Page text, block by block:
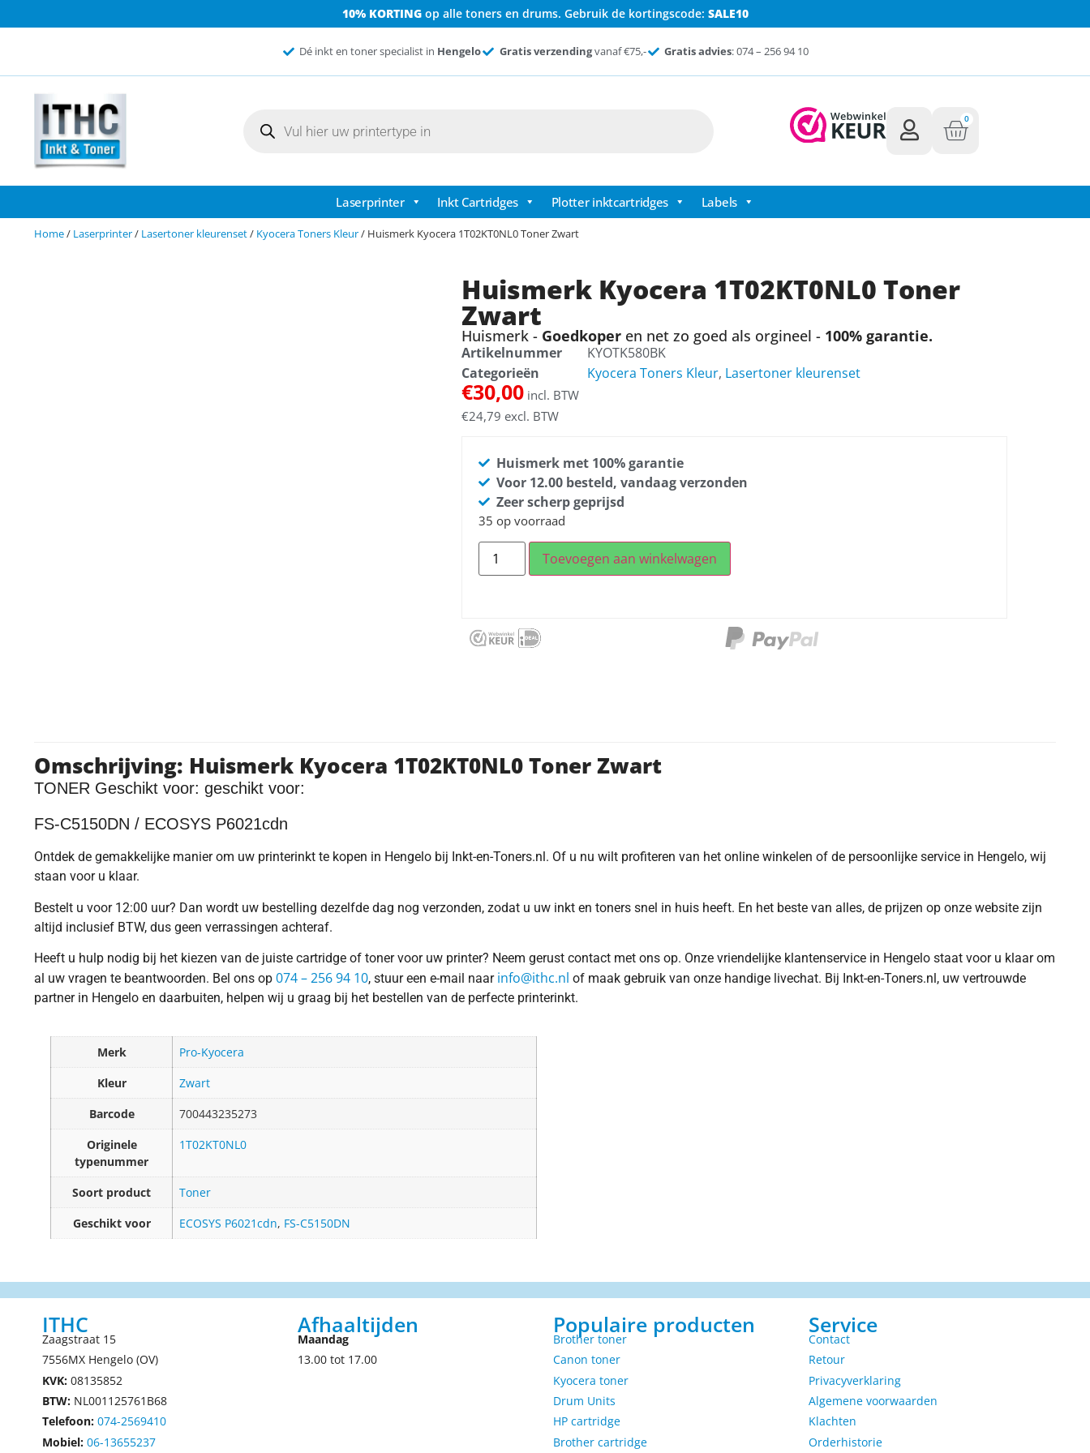
10% KORTINGop alle toners en drums. Gebruik de kortingscode: SALE10
Dé inkt en toner specialist in Hengelo Gratis verzendingvanaf €75,- Gratis advies: 074 – 256 94 10
0
Laserprinter Inkt Cartridges Plotter inktcartridges Labels
Home/ Laserprinter/ Lasertoner kleurenset/ Kyocera Toners Kleur/ Huismerk Kyocera 1T02KT0NL0 Toner Zwart
Huismerk Kyocera 1T02KT0NL0 Toner
Zwart
Huismerk - Goedkoperen net zo goed als orgineel - 100% garantie.
Artikelnummer
KYOTK580BK
Categorieën
Kyocera Toners Kleur, Lasertoner kleurenset
€30,00incl. BTW
€24,79 excl. BTW
Huismerk met 100% garantie
Voor 12.00 besteld, vandaag verzonden
Zeer scherp geprijsd
35 op voorraad
Toevoegen aan winkelwagen
Omschrijving: Huismerk Kyocera 1T02KT0NL0 Toner Zwart
TONER Geschikt voor: geschikt voor:
FS-C5150DN / ECOSYS P6021cdn
Ontdek de gemakkelijke manier om uw printerinkt te kopen in Hengelo bij Inkt-en-Toners.nl. Of u nu wilt profiteren van het online winkelen of de persoonlijke service in Hengelo, wij
staan voor u klaar.
Bestelt u voor 12:00 uur? Dan wordt uw bestelling dezelfde dag nog verzonden, zodat u uw inkt en toners snel in huis heeft. En het beste van alles, de prijzen op onze website zijn
altijd inclusief BTW, dus geen verrassingen achteraf.
Heeft u hulp nodig bij het kiezen van de juiste cartridge of toner voor uw printer? Neem gerust contact met ons op. Onze vriendelijke klantenservice in Hengelo staat voor u klaar om
al uw vragen te beantwoorden. Bel ons op 074 – 256 94 10, stuur een e-mail naar info@ithc.nl of maak gebruik van onze handige livechat. Bij Inkt-en-Toners.nl, uw vertrouwde
partner in Hengelo en daarbuiten, helpen wij u graag bij het bestellen van de perfecte printerinkt.
Merk
Pro-Kyocera
Kleur
Zwart
Barcode
700443235273
Originele
typenummer
1T02KT0NL0
Soort product
Toner
Geschikt voor
ECOSYS P6021cdn, FS-C5150DN
ITHC
Zaagstraat 15
7556MX Hengelo (OV)
KVK: 08135852
BTW: NL001125761B68
Telefoon: 074-2569410
Mobiel: 06-13655237
Afhaaltijden
Maandag
13.00 tot 17.00
Populaire producten
Brother toner
Canon toner
Kyocera toner
Drum Units
HP cartridge
Brother cartridge
Service
Contact
Retour
Privacyverklaring
Algemene voorwaarden
Klachten
Orderhistorie